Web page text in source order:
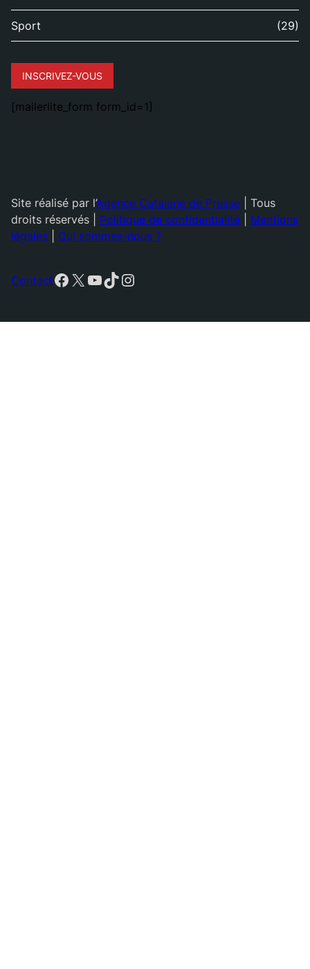
Sport (29)
INSCRIVEZ-VOUS
[mailerlite_form form_id=1]
Site réalisé par l’Agence Catalane de Presse | Tous
droits réservés | Politique de confidentialité
Mentions
légales
Qui sommes-nous ?
ContactFacebook
X YouTube
TikTok
Instagram